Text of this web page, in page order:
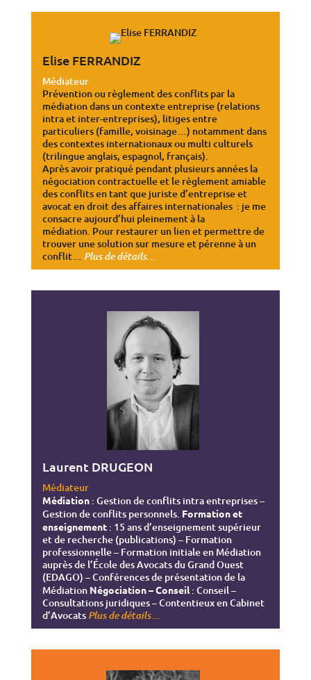
Elise FERRANDIZ
Médiateur
Prévention ou règlement des conflits par la
médiation dans un contexte entreprise (relations
intra et inter-entreprises), litiges entre
particuliers (famille, voisinage…) notamment dans
des contextes internationaux ou multi culturels
(trilingue anglais, espagnol, français).
Après avoir pratiqué pendant plusieurs années la
négociation contractuelle et le règlement amiable
des conflits en tant que juriste d’entreprise et
avocat en droit des affaires internationales : je me
consacre aujourd’hui pleinement à la
médiation. Pour restaurer un lien et permettre de
trouver une solution sur mesure et pérenne à un
conflit… Plus de détails…
Laurent DRUGEON
Médiateur
Médiation: Gestion de conflits intra entreprises –
Gestion de conflits personnels. Formation et
enseignement: 15 ans d’enseignement supérieur
et de recherche (publications) – Formation
professionnelle – Formation initiale en Médiation
auprès de l’École des Avocats du Grand Ouest
(EDAGO) – Conférences de présentation de la
Médiation Négociation – Conseil: Conseil –
Consultations juridiques – Contentieux en Cabinet
d’Avocats Plus de détails…